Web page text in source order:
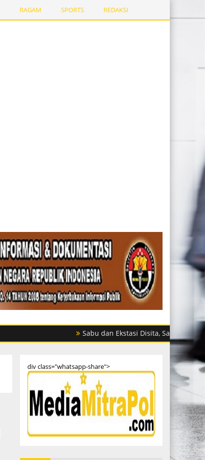
RAGAM SPORTS REDAKSI
Sabu dan Ekstasi Disita, Satres Narkoba
div class="whatsapp-share">